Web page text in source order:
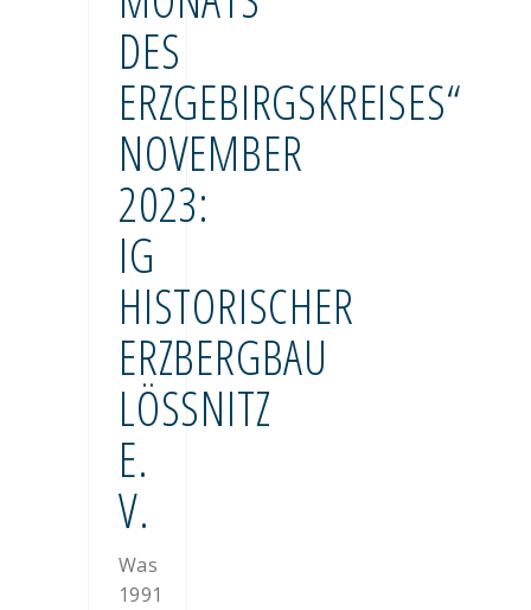
DES
ERZGEBIRGSKREISES“
NOVEMBER
2023:
IG
HISTORISCHER
ERZBERGBAU
LÖSSNITZ E
. V
.
Was
1991